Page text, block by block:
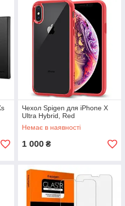
Чехол Spigen для iPhone X
Ultra Hybrid, Red
Немає в наявності
1 000 ₴